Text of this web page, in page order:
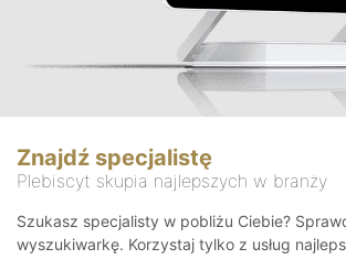
Znajdź specjalistę
Plebiscyt skupia najlepszych w branży
Szukasz specjalisty w pobliżu Ciebie?
wyszukiwarkę. Korzystaj tylko z usług